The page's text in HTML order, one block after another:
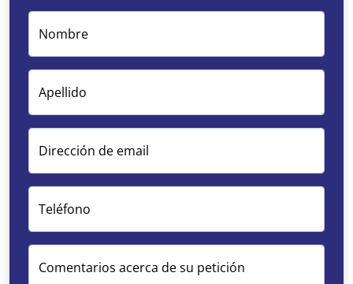
Nombre
Apellido
Dirección de email
Teléfono
Comentarios acerca de su petición